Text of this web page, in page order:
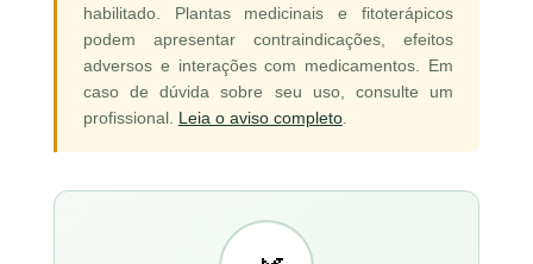
habilitado. Plantas medicinais e fitoterápicos
podem apresentar contraindicações, efeitos
adversos e interações com medicamentos. Em
caso de dúvida sobre seu uso, consulte um
profissional. Leia o aviso completo.